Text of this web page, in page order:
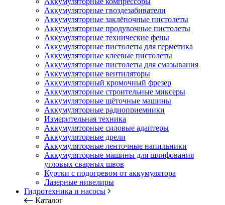
Аккумуляторные гвоздезабиватели
Аккумуляторные заклёпочные пистолеты
Аккумуляторные продувочные пистолеты
Аккумуляторные технические фены
Аккумуляторные пистолеты для герметика
Аккумуляторные клеевые пистолеты
Аккумуляторные пистолеты для смазывания
Аккумуляторные вентиляторы
Аккумуляторный кромочный фрезер
Аккумуляторные строительные миксеры
Аккумуляторные щёточные машины
Аккумуляторные радиоприемники
Измерительная техника
Аккумуляторные силовые адаптеры
Аккумуляторные дрели
Аккумуляторные ленточные напильники
Аккумуляторные машины для шлифования
угловых сварных швов
Куртки с подогревом от аккумулятора
Лазерные нивелиры
Гидротехника и насосы
Каталог